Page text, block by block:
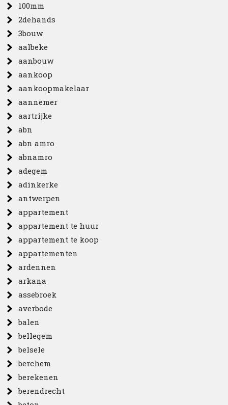
100mm
2dehands
3bouw
aalbeke
aanbouw
aankoop
aankoopmakelaar
aannemer
aartrijke
abn
abn amro
abnamro
adegem
adinkerke
antwerpen
appartement
appartement te huur
appartement te koop
appartementen
ardennen
arkana
assebroek
averbode
balen
bellegem
belsele
berchem
berekenen
berendrecht